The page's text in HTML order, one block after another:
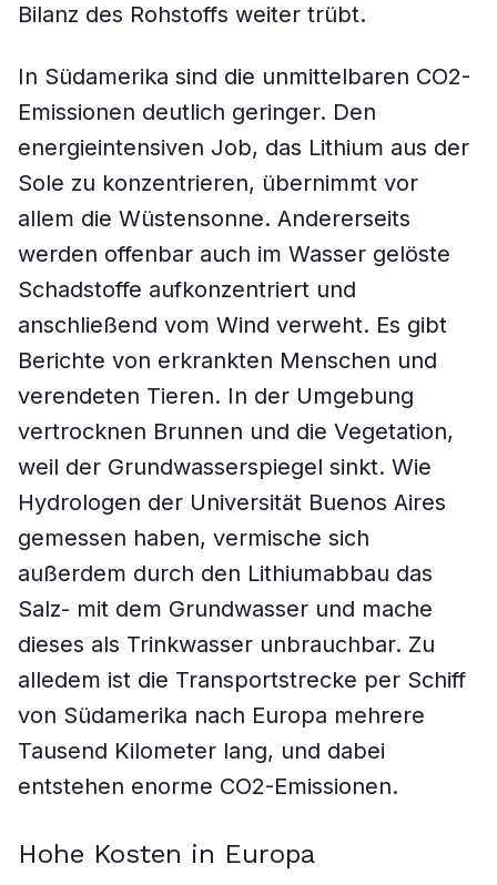
Bilanz des Rohstoffs weiter trübt.
In Südamerika sind die unmittelbaren CO2-
Emissionen deutlich geringer. Den
energieintensiven Job, das Lithium aus der
Sole zu konzentrieren, übernimmt vor
allem die Wüstensonne. Andererseits
werden offenbar auch im Wasser gelöste
Schadstoffe aufkonzentriert und
anschließend vom Wind verweht. Es gibt
Berichte von erkrankten Menschen und
verendeten Tieren. In der Umgebung
vertrocknen Brunnen und die Vegetation,
weil der Grundwasserspiegel sinkt. Wie
Hydrologen der Universität Buenos Aires
gemessen haben, vermische sich
außerdem durch den Lithiumabbau das
Salz- mit dem Grundwasser und mache
dieses als Trinkwasser unbrauchbar. Zu
alledem ist die Transportstrecke per Schiff
von Südamerika nach Europa mehrere
Tausend Kilometer lang, und dabei
entstehen enorme CO2-Emissionen.
Hohe Kosten in Europa